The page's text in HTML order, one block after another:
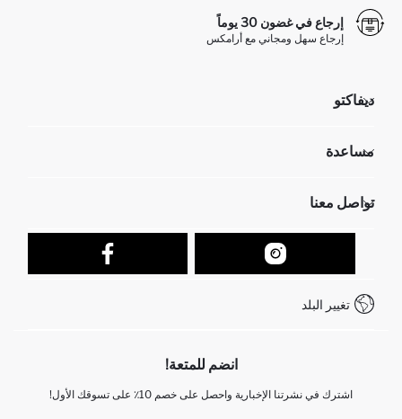
إرجاع في غضون 30 يوماً
إرجاع سهل ومجاني مع أرامكس
ديفاكتو
تعرف علينا
مساعدة
عمليات الارجاع و الاستبدال السهلة
تتبع الشحنة
كيف يمكنك التسوق في ديفاكتو ؟
كيف تدفع في ديفاكتو؟
تواصل معنا
نموذج الاتصال
+212 525 076 633 خدمة العملاءتغيير البلد
انضم للمتعة!
اشترك في نشرتنا الإخبارية واحصل على خصم 10٪ على تسوقك الأول!